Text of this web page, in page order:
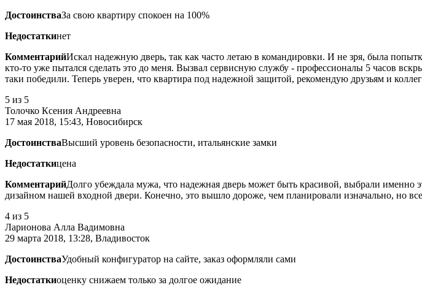
ДостоинстваЗа свою квартиру спокоен на 100%
Недостаткинет
КомментарийИскал надежную дверь, так как часто летаю в командировки. И не зря, была
кто-то уже пытался сделать это до меня. Вызвал сервисную службу - профессионалы 5 часов
таки победили. Теперь уверен, что квартира под надежной защитой, рекомендую друзьям и
5 из 5
Толочко Ксения Андреевна
17 мая 2018, 15:43, Новосибирск
ДостоинстваВысший уровень безопасности, итальянские замки
Недостаткицена
КомментарийДолго убеждала мужа, что надежная дверь может быть красивой, выбрали именно
дизайном нашей входной двери. Конечно, это вышло дороже, чем планировали изначально, но
4 из 5
Ларионова Алла Вадимовна
29 марта 2018, 13:28, Владивосток
ДостоинстваУдобный конфигуратор на сайте, заказ оформляли сами
Недостаткиоценку снижаем только за долгое ожидание